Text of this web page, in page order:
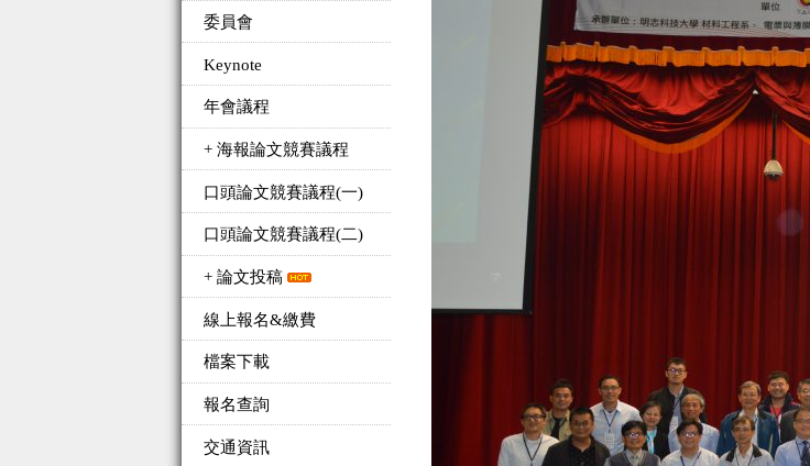
委員會
Keynote
年會議程
+ 海報論文競賽議程
口頭論文競賽議程(一)
口頭論文競賽議程(二)
+ 論文投稿
線上報名&繳費
檔案下載
報名查詢
交通資訊